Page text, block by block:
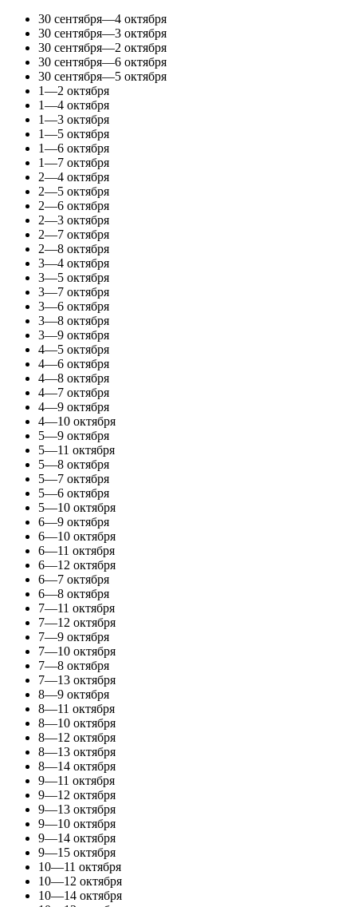
30 сентября—4 октября
30 сентября—3 октября
30 сентября—2 октября
30 сентября—6 октября
30 сентября—5 октября
1—2 октября
1—4 октября
1—3 октября
1—5 октября
1—6 октября
1—7 октября
2—4 октября
2—5 октября
2—6 октября
2—3 октября
2—7 октября
2—8 октября
3—4 октября
3—5 октября
3—7 октября
3—6 октября
3—8 октября
3—9 октября
4—5 октября
4—6 октября
4—8 октября
4—7 октября
4—9 октября
4—10 октября
5—9 октября
5—11 октября
5—8 октября
5—7 октября
5—6 октября
5—10 октября
6—9 октября
6—10 октября
6—11 октября
6—12 октября
6—7 октября
6—8 октября
7—11 октября
7—12 октября
7—9 октября
7—10 октября
7—8 октября
7—13 октября
8—9 октября
8—11 октября
8—10 октября
8—12 октября
8—13 октября
8—14 октября
9—11 октября
9—12 октября
9—13 октября
9—10 октября
9—14 октября
9—15 октября
10—11 октября
10—12 октября
10—14 октября